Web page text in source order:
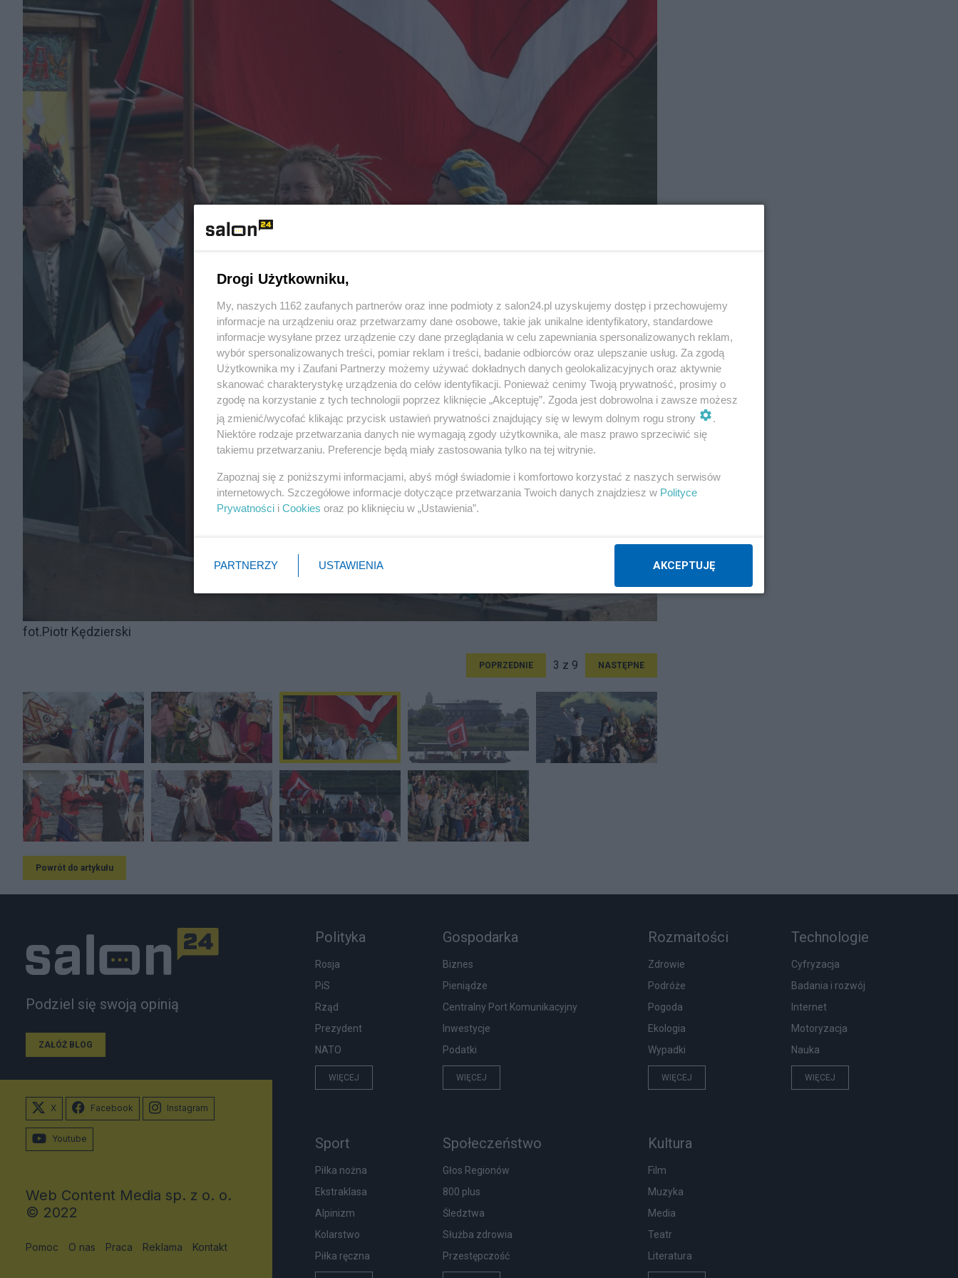
fot.Piotr Kędzierski
POPRZEDNIE 3 z 9 NASTĘPNE
Powrót do artykułu
Podziel się swoją opinią
ZAŁÓŻ BLOG
Polityka
Rosja
PiS
Rząd
Prezydent
NATO
WIĘCEJ
Gospodarka
Biznes
Pieniądze
Centralny Port Komunikacyjny
Inwestycje
Podatki
WIĘCEJ
Rozmaitości
Zdrowie
Podróże
Pogoda
Ekologia
Wypadki
WIĘCEJ
Technologie
Cyfryzacja
Badania i rozwój
Internet
Motoryzacja
Nauka
WIĘCEJ
Sport
Piłka nożna
Ekstraklasa
Alpinizm
Kolarstwo
Piłka ręczna
Społeczeństwo
Głos Regionów
800 plus
Śledztwa
Służba zdrowia
Przestępczość
Kultura
Film
Muzyka
Media
Teatr
Literatura
X Facebook Instagram
Youtube
Web Content Media sp. z o. o.
© 2022
Pomoc O nas Praca Reklama Kontakt
Drogi Użytkowniku,
My, naszych 1162 zaufanych partnerów oraz inne podmioty z salon24.pl uzyskujemy dostęp i przechowujemy
informacje na urządzeniu oraz przetwarzamy dane osobowe, takie jak unikalne identyfikatory, standardowe
informacje wysyłane przez urządzenie czy dane przeglądania w celu zapewniania spersonalizowanych reklam,
wybór spersonalizowanych treści, pomiar reklam i treści, badanie odbiorców oraz ulepszanie usług. Za zgodą
Użytkownika my i Zaufani Partnerzy możemy używać dokładnych danych geolokalizacyjnych oraz aktywnie
skanować charakterystykę urządzenia do celów identyfikacji. Ponieważ cenimy Twoją prywatność, prosimy o
zgodę na korzystanie z tych technologii poprzez kliknięcie „Akceptuję”. Zgoda jest dobrowolna i zawsze możesz
ją zmienić/wycofać klikając przycisk ustawień prywatności znajdujący się w lewym dolnym rogu strony
.
Niektóre rodzaje przetwarzania danych nie wymagają zgody użytkownika, ale masz prawo sprzeciwić się
takiemu przetwarzaniu. Preferencje będą miały zastosowania tylko na tej witrynie.
Zapoznaj się z poniższymi informacjami, abyś mógł świadomie i komfortowo korzystać z naszych serwisów
internetowych. Szczegółowe informacje dotyczące przetwarzania Twoich danych znajdziesz w Polityce
Prywatności i Cookies oraz po kliknięciu w „Ustawienia”.
PARTNERZY USTAWIENIA AKCEPTUJĘ